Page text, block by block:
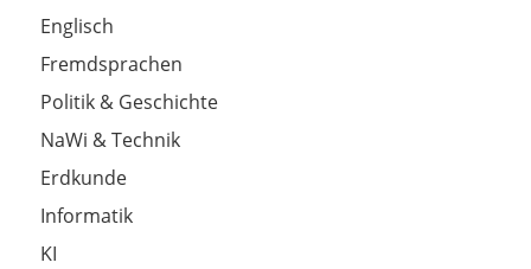
Englisch
Fremdsprachen
Politik & Geschichte
NaWi & Technik
Erdkunde
Informatik
KI